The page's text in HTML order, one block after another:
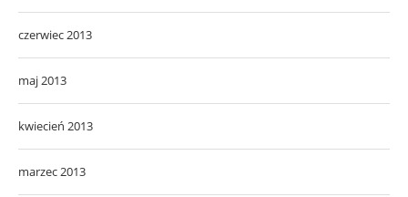
czerwiec 2013
maj 2013
kwiecień 2013
marzec 2013